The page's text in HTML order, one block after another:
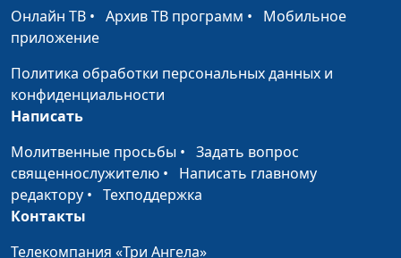
клинический
поведенческий
духовной жизни
Иван Соклаков,
клинический
Онлайн ТВ • Архив ТВ программ • Мобильное
приложение
Политика обработки персональных данных и
конфиденциальности
Написать
Молитвенные просьбы • Задать вопрос
священнослужителю • Написать главному
редактору • Техподдержка
Контакты
Телекомпания «Три Ангела»